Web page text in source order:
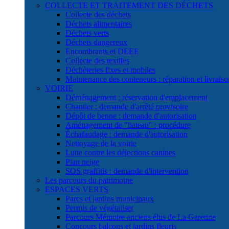
COLLECTE ET TRAITEMENT DES DÉCHETS
Collecte des déchets
Déchets alimentaires
Déchets verts
Déchets dangereux
Encombrants et DEEE
Collecte des textiles
Déchèteries fixes et mobiles
Maintenance des conteneurs : réparation et
VOIRIE
Déménagement : réservation d'emplacement
Chantier : demande d'arrêté provisoire
Dépôt de benne : demande d'autorisation
Aménagement de "bateau" : procédure
Échafaudage : demande d'autorisation
Nettoyage de la voirie
Lutte contre les déjections canines
Plan neige
SOS graffitis : demande d'intervention
Les parcours du patrimoine
ESPACES VERTS
Parcs et jardins municipaux
Permis de végétaliser
Parcours Mémoire anciens élus de La Garenne
Concours balcons et jardins fleuris